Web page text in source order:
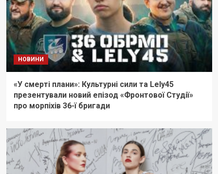
НОВИНИ
«У смерті плани»: Культурні сили та Lely45
презентували новий епізод «Фронтової Cтудії»
про морпіхів 36-ї бригади